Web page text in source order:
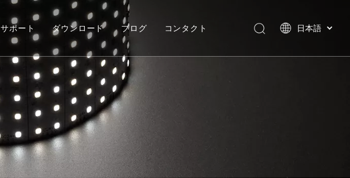
COB フレキシブル ストリップ ライト
トロントのサイン
サポート ダウンロード ブログ コンタクト
日本語
العربية